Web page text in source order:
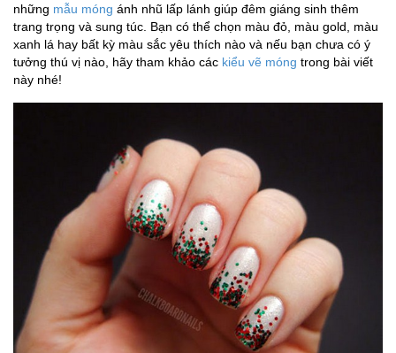
những mẫu móng ánh nhũ lấp lánh giúp đêm giáng sinh thêm
trang trọng và sung túc. Bạn có thể chọn màu đỏ, màu gold, màu
xanh lá hay bất kỳ màu sắc yêu thích nào và nếu bạn chưa có ý
tưởng thú vị nào, hãy tham khảo các kiểu vẽ móng trong bài viết
này nhé!